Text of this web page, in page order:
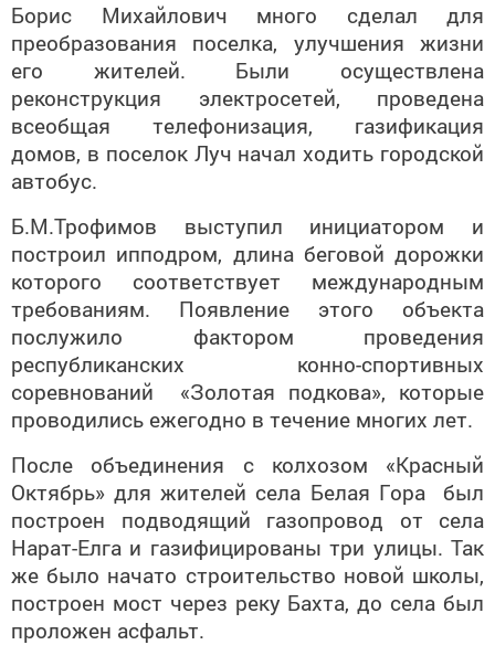
Борис Михайлович много сделал для
преобразования поселка, улучшения жизни
его жителей. Были осуществлена
реконструкция электросетей, проведена
всеобщая телефонизация, газификация
домов, в поселок Луч начал ходить городской
автобус.
Б.М.Трофимов выступил инициатором и
построил ипподром, длина беговой дорожки
которого соответствует международным
требованиям. Появление этого объекта
послужило фактором проведения
республиканских конно-спортивных
соревнований «Золотая подкова», которые
проводились ежегодно в течение многих лет.
После объединения с колхозом «Красный
Октябрь» для жителей села Белая Гора был
построен подводящий газопровод от села
Нарат-Елга и газифицированы три улицы. Так
же было начато строительство новой школы,
построен мост через реку Бахта, до села был
проложен асфальт.